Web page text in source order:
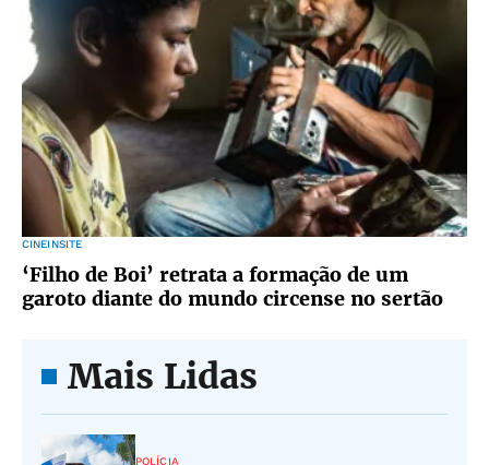
CINEINSITE
‘Filho de Boi’ retrata a formação de um
garoto diante do mundo circense no sertão
Mais Lidas
POLÍCIA